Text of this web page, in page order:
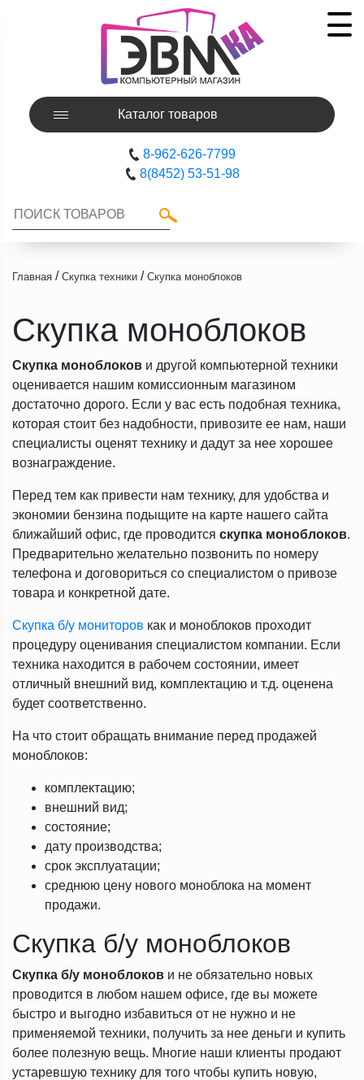
Каталог товаров
8-962-626-7799
8(8452) 53-51-98
Главная / Скупка техники / Скупка моноблоков
Скупка моноблоков
Скупка моноблоков и другой компьютерной техники
оценивается нашим комиссионным магазином
достаточно дорого. Если у вас есть подобная техника,
которая стоит без надобности, привозите ее нам, наши
специалисты оценят технику и дадут за нее хорошее
вознаграждение.
Перед тем как привести нам технику, для удобства и
экономии бензина подыщите на карте нашего сайта
ближайший офис, где проводится скупка моноблоков.
Предварительно желательно позвонить по номеру
телефона и договориться со специалистом о привозе
товара и конкретной дате.
Скупка б/у мониторов как и моноблоков проходит
процедуру оценивания специалистом компании. Если
техника находится в рабочем состоянии, имеет
отличный внешний вид, комплектацию и т.д. оценена
будет соответственно.
На что стоит обращать внимание перед продажей
моноблоков:
комплектацию;
внешний вид;
состояние;
дату производства;
срок эксплуатации;
среднюю цену нового моноблока на момент
продажи.
Скупка б/у моноблоков
Скупка б/у моноблоков и не обязательно новых
проводится в любом нашем офисе, где вы можете
быстро и выгодно избавиться от не нужно и не
применяемой техники, получить за нее деньги и купить
более полезную вещь. Многие наши клиенты продают
устаревшую технику для того чтобы купить новую,